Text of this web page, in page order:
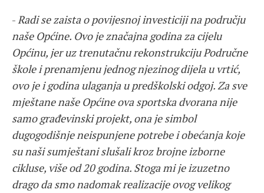
-Radi se zaista o povijesnoj investiciji na području
naše Općine. Ovo je značajna godina za cijelu
Općinu, jer uz trenutačnu rekonstrukciju Područne
škole i prenamjenu jednog njezinog dijela u vrtić,
ovo je i godina ulaganja u predškolski odgoj. Za sve
mještane naše Općine ova sportska dvorana nije
samo građevinski projekt, ona je simbol
dugogodišnje neispunjene potrebe i obećanja koje
su naši sumještani slušali kroz brojne izborne
cikluse, više od 20 godina. Stoga mi je izuzetno
drago da smo nadomak realizacije ovog velikog